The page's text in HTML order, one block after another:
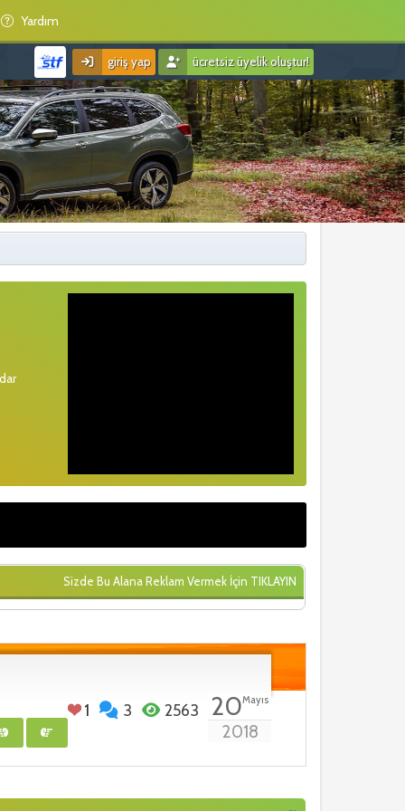
Yardım
giriş yap ücretsiz üyelik oluştur!
Sizde Bu Alana Reklam Vermek İçin TIKLAYIN
1 3 2563 20Mayıs
2018